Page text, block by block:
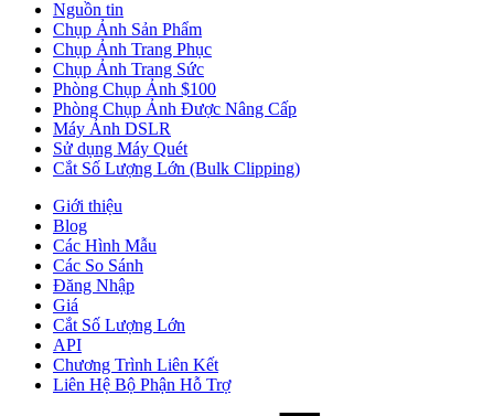
Nguồn tin
Chụp Ảnh Sản Phẩm
Chụp Ảnh Trang Phục
Chụp Ảnh Trang Sức
Phòng Chụp Ảnh $100
Phòng Chụp Ảnh Được Nâng Cấp
Máy Ảnh DSLR
Sử dụng Máy Quét
Cắt Số Lượng Lớn (Bulk Clipping)
Giới thiệu
Blog
Các Hình Mẫu
Các So Sánh
Đăng Nhập
Giá
Cắt Số Lượng Lớn
API
Chương Trình Liên Kết
Liên Hệ Bộ Phận Hỗ Trợ